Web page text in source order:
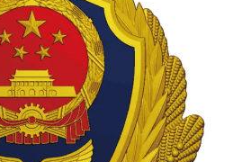
牛津大学一纸声明甩不了锅
女主硬加吻戏短剧已下架
浙江台州《告全体市民书》